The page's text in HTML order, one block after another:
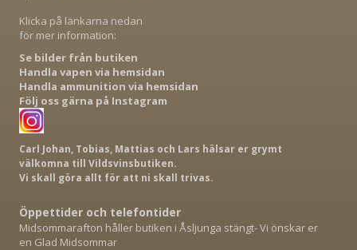
Klicka på länkarna nedan
för mer information:
Se bilder från butiken
Handla vapen via hemsidan
Handla ammunition via hemsidan
Följ oss gärna på Instagram
Carl Johan, Tobias, Mattias och Lars hälsar er grymt
välkomna till Vildsvinsbutiken.
Vi skall göra allt för att ni skall trivas.
Öppettider och telefontider
Midsommarafton håller butiken i Åsljunga stängt- Vi önskar er
en Glad Midsommar